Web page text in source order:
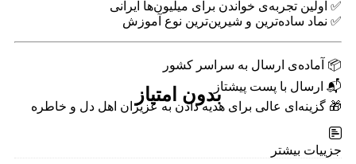
✅ اولین تجربه‌ی خواندن برای میلیون‌ها ایرانی
✅ نماد ساده‌ترین و شیرین‌ترین نوع آموزش
📦 آماده‌ی ارسال به سراسر کشور
📬 ارسال با پست پیشتاز
🎁 گزینه‌ای عالی برای هدیه دادن به عزیزان اهل دل و خاطره
جزییات بیشتر
بدون امتیاز